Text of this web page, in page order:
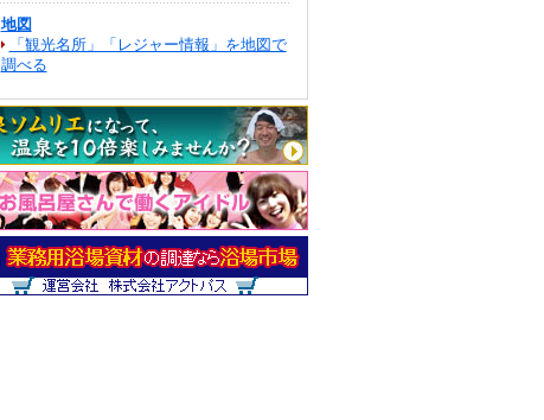
地図
「観光名所」「レジャー情報」を地図で
調べる